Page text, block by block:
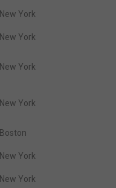
New York
New York
New York
New York
Boston
New York
New York